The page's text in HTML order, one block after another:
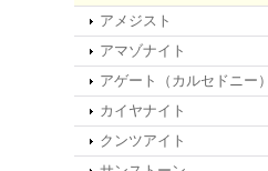
アメジスト
アマゾナイト
アゲート（カルセドニー）
カイヤナイト
クンツアイト